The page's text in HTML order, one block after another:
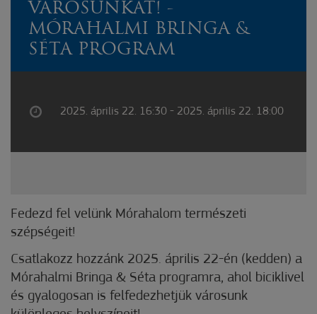
VÁROSUNKAT! -
MÓRAHALMI BRINGA &
SÉTA PROGRAM
2025. április 22. 16:30 - 2025. április 22. 18:00
Fedezd fel velünk Mórahalom természeti
szépségeit!
Csatlakozz hozzánk 2025. április 22-én (kedden) a
Mórahalmi Bringa & Séta programra, ahol biciklivel
és gyalogosan is felfedezhetjük városunk